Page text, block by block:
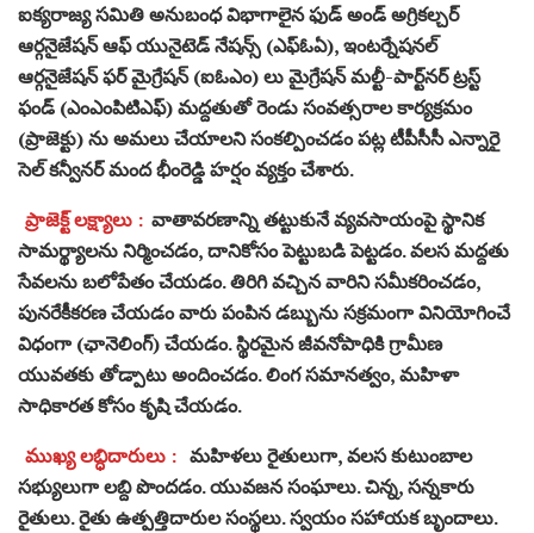
ఐక్యరాజ్య సమితి అనుబంధ విభాగాలైన ఫుడ్ అండ్ అగ్రికల్చర్
ఆర్గనైజేషన్ ఆఫ్ యునైటెడ్ నేషన్స్ (ఎఫ్ఓఏ), ఇంటర్నేషనల్
ఆర్గనైజేషన్ ఫర్ మైగ్రేషన్ (ఐఓఎం) లు మైగ్రేషన్ మల్టీ-పార్ట్‌నర్ ట్రస్ట్
ఫండ్ (ఎంఎంపిటిఎఫ్) మద్దతుతో రెండు సంవత్సరాల కార్యక్రమం
(ప్రాజెక్టు) ను అమలు చేయాలని సంకల్పించడం పట్ల టీపీసీసీ ఎన్నారై
సెల్ కన్వీనర్ మంద భీంరెడ్డి హర్షం వ్యక్తం చేశారు.
ప్రాజెక్ట్ లక్ష్యాలు : వాతావరణాన్ని తట్టుకునే వ్యవసాయంపై స్థానిక
సామర్థ్యాలను నిర్మించడం, దానికోసం పెట్టుబడి పెట్టడం. వలస మద్దతు
సేవలను బలోపేతం చేయడం. తిరిగి వచ్చిన వారిని సమీకరించడం,
పునరేకీకరణ చేయడం వారు పంపిన డబ్బును సక్రమంగా వినియోగించే
విధంగా (ఛానెలింగ్) చేయడం. స్థిరమైన జీవనోపాధికి గ్రామీణ
యువతకు తోడ్పాటు అందించడం. లింగ సమానత్వం, మహిళా
సాధికారత కోసం కృషి చేయడం.
ముఖ్య లబ్ధిదారులు : మహిళలు రైతులుగా, వలస కుటుంబాల
సభ్యులుగా లబ్ది పొందడం. యువజన సంఘాలు. చిన్న, సన్నకారు
రైతులు. రైతు ఉత్పత్తిదారుల సంస్థలు. స్వయం సహాయక బృందాలు.